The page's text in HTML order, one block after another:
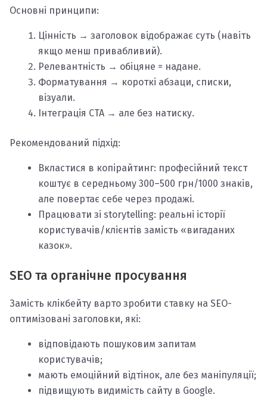
Основні принципи:
Цінність → заголовок відображає суть (навіть
якщо менш привабливий).
Релевантність → обіцяне = надане.
Форматування → короткі абзаци, списки,
візуали.
Інтеграція CTA → але без натиску.
Рекомендований підхід:
Вкластися в копірайтинг: професійний текст
коштує в середньому 300–500 грн/1000 знаків,
але повертає себе через продажі.
Працювати зі storytelling: реальні історії
користувачів/клієнтів замість «вигаданих
казок».
SEO та органічне просування
Замість клікбейту варто зробити ставку на SEO-
оптимізовані заголовки, які:
відповідають пошуковим запитам
користувачів;
мають емоційний відтінок, але без маніпуляції;
підвищують видимість сайту в Google.